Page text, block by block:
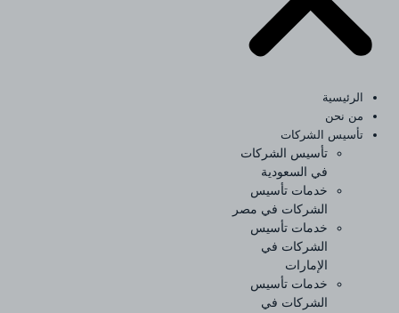
الرئيسية
من نحن
تأسيس الشركات
تأسيس الشركات
في السعودية
خدمات تأسيس
الشركات في مصر
خدمات تأسيس
الشركات في
الإمارات
خدمات تأسيس
الشركات في